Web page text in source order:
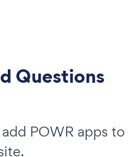
Questions
POWR apps to